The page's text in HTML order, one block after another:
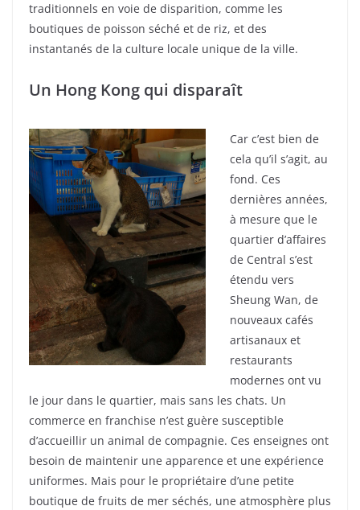
traditionnels en voie de disparition, comme les
boutiques de poisson séché et de riz, et des
instantanés de la culture locale unique de la ville.
Un Hong Kong qui disparaît
Car c’est bien de
cela qu’il s’agit, au
fond. Ces
dernières années,
à mesure que le
quartier d’affaires
de Central s’est
étendu vers
Sheung Wan, de
nouveaux cafés
artisanaux et
restaurants
modernes ont vu
le jour dans le quartier, mais sans les chats. Un
commerce en franchise n’est guère susceptible
d’accueillir un animal de compagnie. Ces enseignes ont
besoin de maintenir une apparence et une expérience
uniformes. Mais pour le propriétaire d’une petite
boutique de fruits de mer séchés, une atmosphère plus